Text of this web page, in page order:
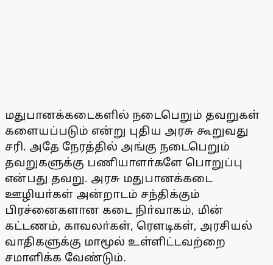
மதுபானக்கடைகளில் நடைபெறும் தவறுகள்
களையப்படும் என்று புதிய அரசு கூறுவது
சரி. அதே நேரத்தில் அங்கு நடைபெறும்
தவறுகளுக்கு பணியாளா்களே பொறுப்பு
என்பது தவறு. அரசு மதுபானக்கடை
ஊழியா்கள் அன்றாடம் சந்திக்கும்
பிரச்னைகளான கடை நிா்வாகம், மின்
கட்டணம், காவலா்கள், ரெளடிகள், அரசியல்
வாதிகளுக்கு மாமூல் உள்ளிட்டவற்றை
சமாளிக்க வேண்டும்.